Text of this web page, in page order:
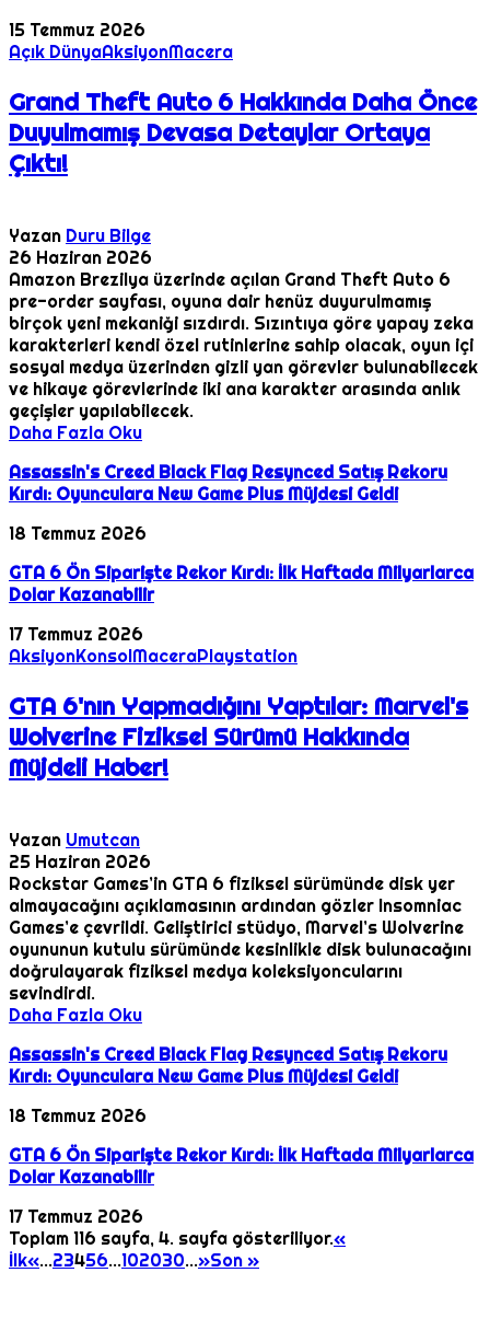
15 Temmuz 2026
Açık DünyaAksiyonMacera
Grand Theft Auto 6 Hakkında Daha Önce
Duyulmamış Devasa Detaylar Ortaya
Çıktı!
Yazan Duru Bilge
26 Haziran 2026
Amazon Brezilya üzerinde açılan Grand Theft Auto 6
pre-order sayfası, oyuna dair henüz duyurulmamış
birçok yeni mekaniği sızdırdı. Sızıntıya göre yapay zeka
karakterleri kendi özel rutinlerine sahip olacak, oyun içi
sosyal medya üzerinden gizli yan görevler bulunabilecek
ve hikaye görevlerinde iki ana karakter arasında anlık
geçişler yapılabilecek.
Daha Fazla Oku
Assassin's Creed Black Flag Resynced Satış Rekoru
Kırdı: Oyunculara New Game Plus Müjdesi Geldi
18 Temmuz 2026
GTA 6 Ön Siparişte Rekor Kırdı: İlk Haftada Milyarlarca
Dolar Kazanabilir
17 Temmuz 2026
AksiyonKonsolMaceraPlaystation
GTA 6'nın Yapmadığını Yaptılar: Marvel's
Wolverine Fiziksel Sürümü Hakkında
Müjdeli Haber!
Yazan Umutcan
25 Haziran 2026
Rockstar Games’in GTA 6 fiziksel sürümünde disk yer
almayacağını açıklamasının ardından gözler Insomniac
Games’e çevrildi. Geliştirici stüdyo, Marvel’s Wolverine
oyununun kutulu sürümünde kesinlikle disk bulunacağını
doğrulayarak fiziksel medya koleksiyoncularını
sevindirdi.
Daha Fazla Oku
Assassin's Creed Black Flag Resynced Satış Rekoru
Kırdı: Oyunculara New Game Plus Müjdesi Geldi
18 Temmuz 2026
GTA 6 Ön Siparişte Rekor Kırdı: İlk Haftada Milyarlarca
Dolar Kazanabilir
17 Temmuz 2026
Toplam 116 sayfa, 4. sayfa gösteriliyor.«
İlk«...23456...102030...»Son »